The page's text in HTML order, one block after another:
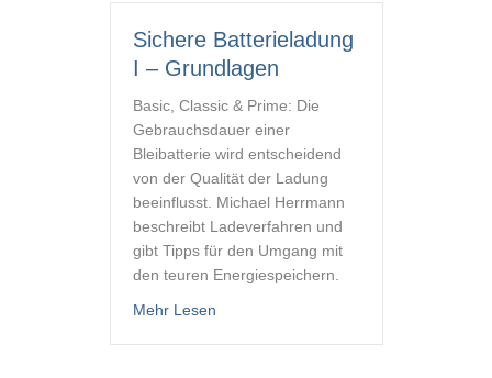
Sichere Batterieladung
I – Grundlagen
Basic, Classic & Prime: Die
Gebrauchsdauer einer
Bleibatterie wird entscheidend
von der Qualität der Ladung
beeinflusst. Michael Herrmann
beschreibt Ladeverfahren und
gibt Tipps für den Umgang mit
den teuren Energiespeichern.
Mehr Lesenabout Sichere Batterieladung I –